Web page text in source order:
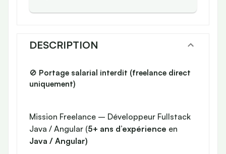
DESCRIPTION
🚫 Portage salarial interdit (freelance direct
uniquement)
Mission Freelance – Développeur Fullstack
Java / Angular (5+ ans d’expérience en
Java / Angular)